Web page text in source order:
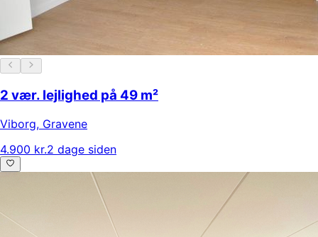
2 vær. lejlighed på 49 m²
Viborg, Gravene
4.900 kr.2 dage siden